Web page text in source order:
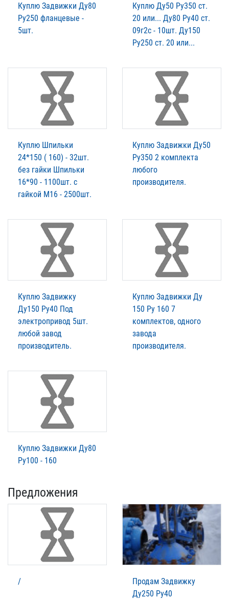
Куплю Задвижки Ду80
Ру250 фланцевые -
5шт.
Куплю Ду50 Ру350 ст.
20 или... Ду80 Ру40 ст.
09г2с - 10шт. Ду150
Ру250 ст. 20 или...
Куплю Шпильки
24*150 ( 160) - 32шт.
без гайки Шпильки
16*90 - 1100шт. с
гайкой М16 - 2500шт.
Куплю Задвижки Ду50
Ру350 2 комплекта
любого
производителя.
Куплю Задвижку
Ду150 Ру40 Под
электропривод 5шт.
любой завод
производитель.
Куплю Задвижки Ду
150 Ру 160 7
комплектов, одного
завода
производителя.
Куплю Задвижки Ду80
Ру100 - 160
Предложения
/
Продам Задвижку
Ду250 Ру40